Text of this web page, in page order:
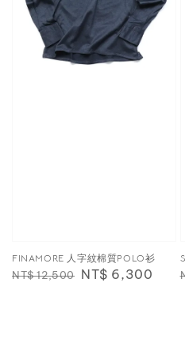
FINAMORE 人字紋棉質POLO衫
Regular
NT$ 12,500 Sale
NT$ 6,300